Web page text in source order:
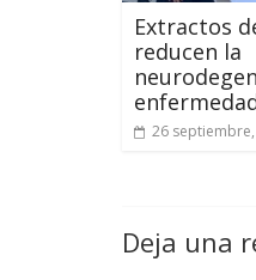
Extractos
reducen la
26
Deja una